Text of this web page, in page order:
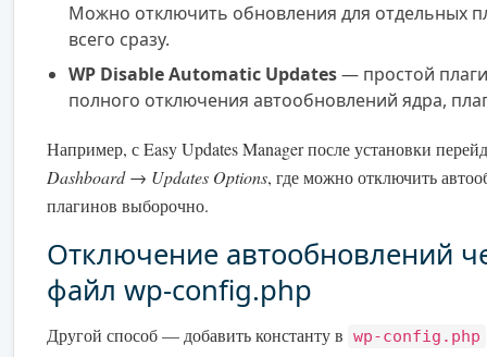
Можно отключить обновления для отдельных
всего сразу.
WP Disable Automatic Updates— простой
полного отключения автообновлений ядра,
Например, с Easy Updates Manager после установки
Dashboard → Updates Options, где можно отключить
плагинов выборочно.
Отключение автообновлений
файл wp-config.php
Другой способ — добавить константу в wp-config.php